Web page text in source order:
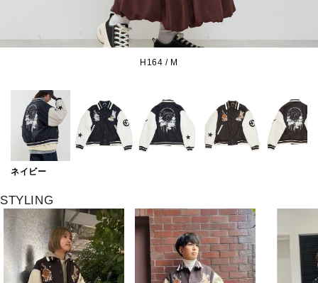
H164 / M
ネイビー
STYLING